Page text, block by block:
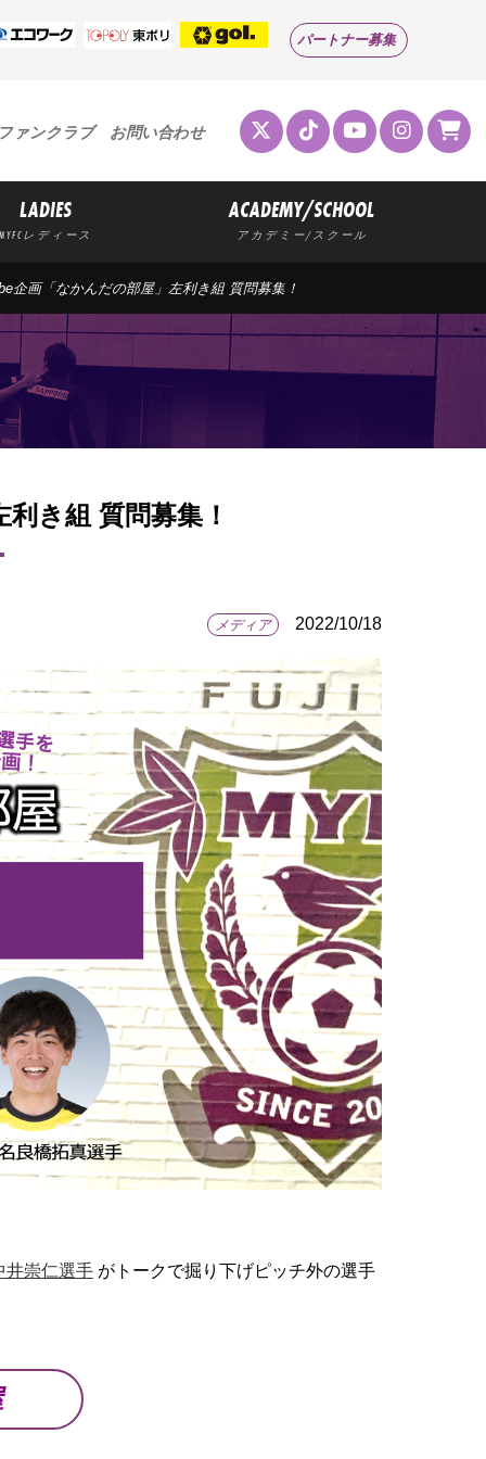
パートナー募集
ァンクラブ お問い合わせ
LADIES
レディース
ACADEMY/SCHOOL
アカデミー/スクール
企画「なかんだの部屋」左利き組 質問募集！
き組 質問募集！
メディア 2022/10/18
井崇仁選手がトークで掘り下げピッチ外の選手